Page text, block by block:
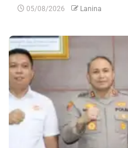
05/08/2026 Lanina